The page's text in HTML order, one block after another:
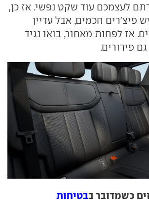
לעצמכם עוד שקט נפשי. אז כן,
פיצ'רים חכמים, אבל עדיין
אז לפחות מאחור, בואו נגיד
פירורים.
כשמדובר בבטיחות